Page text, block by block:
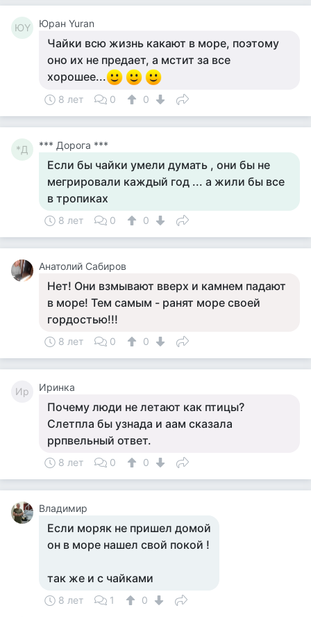
ЮY Юран Yuran
Чайки всю жизнь какают в море, поэтому
оно их не предает, а мстит за все
хорошее...
8 лет 0 0
*Д *** Дорога ***
Если бы чайки умели думать , они бы не
мегрировали каждый год ... а жили бы все
в тропиках
8 лет 0 0
Анатолий Сабиров
Нет! Они взмывают вверх и камнем падают
в море! Тем самым - ранят море своей
гордостью!!!
8 лет 0 0
Ир Иринка
Почему люди не летают как птицы?
Слетпла бы узнада и аам сказала
ррпвельный ответ.
8 лет 0 0
Владимир
Если моряк не пришел домой
он в море нашел свой покой !
так же и с чайками
8 лет 1 0